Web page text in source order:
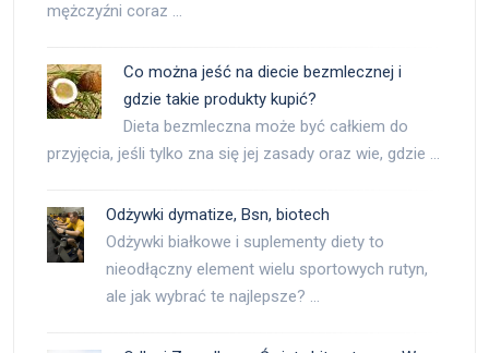
mężczyźni coraz …
Co można jeść na diecie bezmlecznej i
gdzie takie produkty kupić?
Dieta bezmleczna może być całkiem do
przyjęcia, jeśli tylko zna się jej zasady oraz wie, gdzie …
Odżywki dymatize, Bsn, biotech
Odżywki białkowe i suplementy diety to
nieodłączny element wielu sportowych rutyn,
ale jak wybrać te najlepsze? …